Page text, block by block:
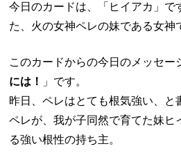
今日のカードは、「ヒイアカ」で
た、火の女神ペレの妹である女神
このカードからの今日のメッセー
には！
」です。
昨日、ペレはとても根気強い、と
ペレが、我が子同然で育てた妹ヒ
る強い根性の持ち主。